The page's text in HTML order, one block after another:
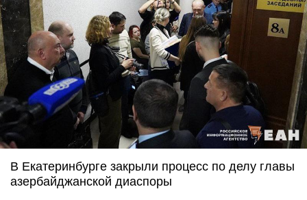
В Екатеринбурге закрыли процесс по делу главы
азербайджанской диаспоры